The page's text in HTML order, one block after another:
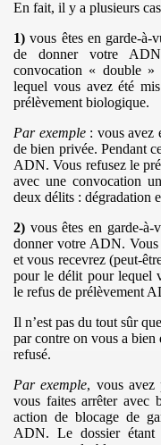
En fait, il y a plusieurs
1) vous êtes en garde-
de donner votre
convocation « double
lequel vous avez été
prélèvement biologique.
Par exemple: vous avez
de bien privée. Pendant
ADN. Vous refusez le
avec une convocation
deux délits : dégradation
2) vous êtes en garde-
donner votre ADN. Vous
et vous recevrez (peut-
pour le délit pour lequel
le refus de prélèvement
Il n’est pas du tout sûr
par contre on vous a
refusé.
Par exemple, vous avez
vous faites arrêter avec
action de blocage de
ADN. Le dossier étant